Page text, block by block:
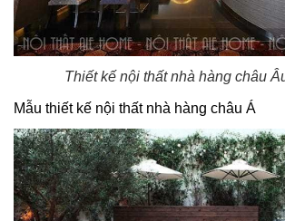
Thiết kế nội thất nhà hàng châu
Mẫu thiết kế nội thất nhà hàng châu Á